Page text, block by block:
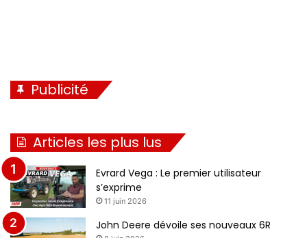
Publicité
Articles les plus lus
Evrard Vega : Le premier utilisateur
s’exprime
11 juin 2026
John Deere dévoile ses nouveaux 6R